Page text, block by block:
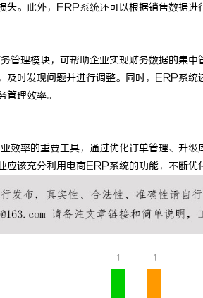
失。此外，ERP系统还可以根据销售数据
管理模块，可帮助企业实现财务数据的集
及时发现问题并进行调整。同时，ERP系
管理效率。
效率的重要工具，通过优化订单管理、升
应该充分利用电商ERP系统的功能，不断优
1 1
爱玛元宇宙CQ500｜新